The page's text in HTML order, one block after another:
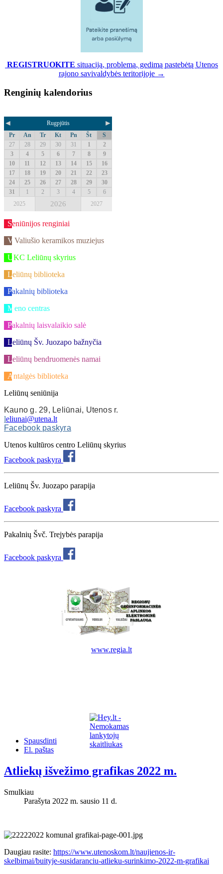
REGISTRUOKITE situaciją, problemą, gedimą pastebėtą Utenos
rajono savivaldybės teritorijoje →
Renginių kalendorius
◄ Rugpjūtis ►
Pr An Tr Kt Pn Št
S
27
28 29 30 31 1
2
3
4 5 6 7 8
9
10
11 12 13 14 15
16
17
18 19 20 21 22
23
24
25 26 27 28 29
30
31
1 2 3 4 5
6
2025
2026 2027
Seniūnijos renginiai
V.Valiušio keramikos muziejus
UKC Leliūnų skyrius
Leliūnų biblioteka
Pakalnių biblioteka
Meno centras
Pakalnių laisvalaikio salė
Leliūnų Šv. Juozapo bažnyčia
Leliūnų bendruomenės namai
Antalgės biblioteka
Leliūnų seniūnija
Kauno g. 29, Leliūnai, Utenos r.
leliunai@utena.lt
Facebook paskyra
Utenos kultūros centro Leliūnų skyrius
Facebook paskyra
Leliūnų Šv. Juozapo parapija
Facebook paskyra
Pakalnių Švč. Trejybės parapija
Facebook paskyra
www.regia.lt
Spausdinti
El. paštas
Atliekų išvežimo grafikas 2022 m.
Smulkiau
Parašyta 2022 m. sausio 11 d.
Daugiau rasite: https://www.utenoskom.lt/naujienos-ir-
skelbimai/buityje-susidaranciu-atlieku-surinkimo-2022-m-grafikai